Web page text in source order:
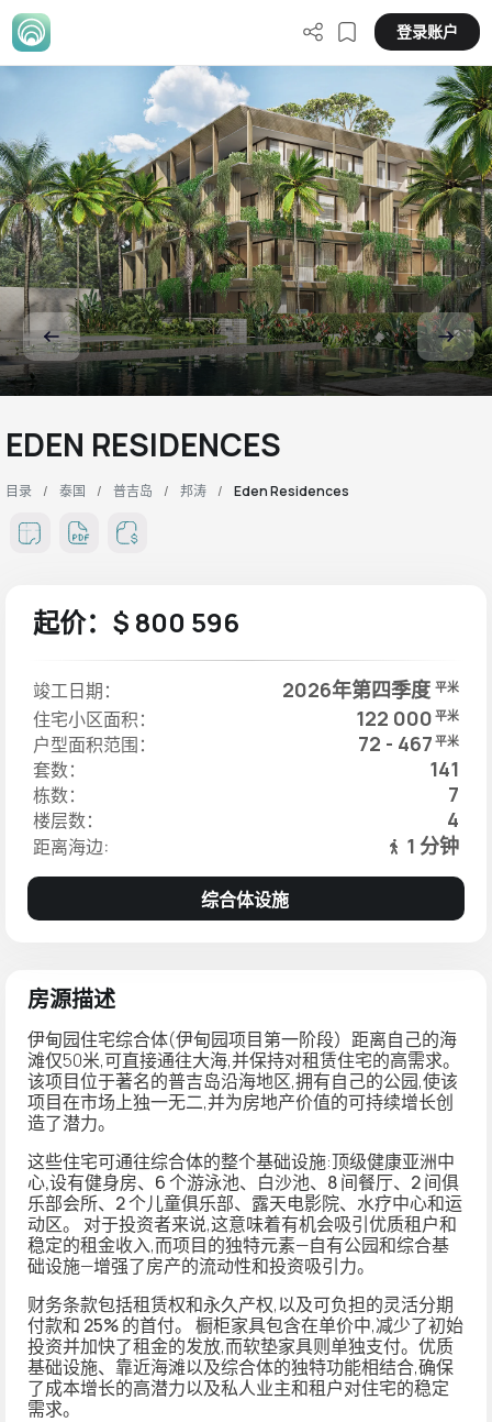
登录账户
EDEN RESIDENCES
目录 泰国 普吉岛 邦涛 Eden Residences
房源描述
伊甸园住宅综合体(伊甸园项目第一阶段）距离自己的海
滩仅50米,可直接通往大海,并保持对租赁住宅的高需求。
该项目位于著名的普吉岛沿海地区,拥有自己的公园,使该
项目在市场上独一无二,并为房地产价值的可持续增长创
造了潜力。
这些住宅可通往综合体的整个基础设施:顶级健康亚洲中
心,设有健身房、6 个游泳池、白沙池、8 间餐厅、2 间俱
乐部会所、2 个儿童俱乐部、露天电影院、水疗中心和运
动区。 对于投资者来说,这意味着有机会吸引优质租户和
稳定的租金收入,而项目的独特元素—自有公园和综合基
础设施—增强了房产的流动性和投资吸引力。
财务条款包括租赁权和永久产权,以及可负担的灵活分期
付款和 25% 的首付。 橱柜家具包含在单价中,减少了初始
投资并加快了租金的发放,而软垫家具则单独支付。优质
基础设施、靠近海滩以及综合体的独特功能相结合,确保
了成本增长的高潜力以及私人业主和租户对住宅的稳定
需求。
起价：$ 800 596
竣工日期： 2026年第四季度 平米
住宅小区面积： 122 000 平米
户型面积范围： 72 - 467 平米
套数： 141
栋数： 7
楼层数： 4
距离海边: 1 分钟
综合体设施